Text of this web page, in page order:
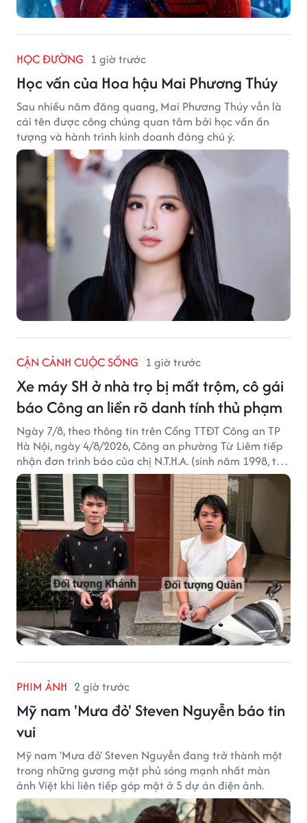
HỌC ĐƯỜNG 1 giờ trước
Học vấn của Hoa hậu Mai Phương Thúy
Sau nhiều năm đăng quang, Mai Phương Thúy vẫn là
cái tên được công chúng quan tâm bởi học vấn ấn
tượng và hành trình kinh doanh đáng chú ý.
CẬN CẢNH CUỘC SỐNG 1 giờ trước
Xe máy SH ở nhà trọ bị mất trộm, cô gái
báo Công an liền rõ danh tính thủ phạm
Ngày 7/8, theo thông tin trên Cổng TTĐT Công an TP
Hà Nội, ngày 4/8/2026, Công an phường Từ Liêm tiếp
nhận đơn trình báo của chị N.T.H.A. (sinh năm 1998, trú
tại phường Từ Liêm) về việc bị kẻ gian lấy trộm chiếc
xe mô tô Honda SH 125i, tại khu nhà trọ nơi đang sinh
sống.
PHIM ẢNH 2 giờ trước
Mỹ nam 'Mưa đỏ' Steven Nguyễn báo tin
vui
Mỹ nam 'Mưa đỏ' Steven Nguyễn đang trở thành một
trong những gương mặt phủ sóng mạnh nhất màn
ảnh Việt khi liên tiếp góp mặt ở 5 dự án điện ảnh.